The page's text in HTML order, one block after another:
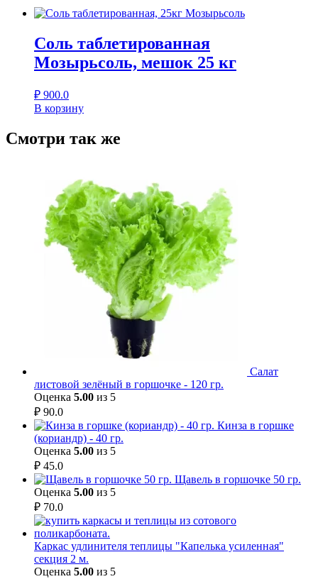
Соль таблетированная
Мозырьсоль, мешок 25 кг
₽ 900.0
В корзину
Смотри так же
Салат
листовой зелёный в горшочке - 120 гр.
Оценка 5.00 из 5
₽ 90.0
Кинза в горшке
(кориандр) - 40 гр.
Оценка 5.00 из 5
₽ 45.0
Щавель в горшочке 50 гр.
Оценка 5.00 из 5
₽ 70.0
Каркас удлинителя теплицы "Капелька усиленная"
секция 2 м.
Оценка 5.00 из 5